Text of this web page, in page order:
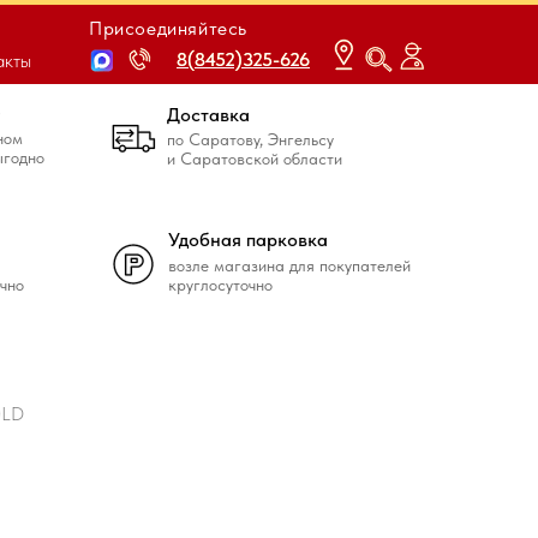
8(8452)325-626
8(8452)325-626
Присоединяйтесь
возле магазина для покупателей
круглосуточно
Удобная парковка
по Саратову, Энгельсу
и Саратовской области
Доставка